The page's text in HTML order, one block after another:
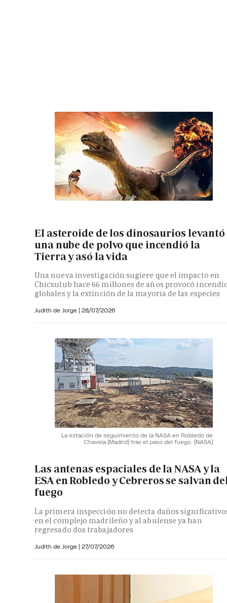
El asteroide de los dinosaurios levantó
una nube de polvo que incendió la
Tierra y asó la vida
Una nueva investigación sugiere que el impacto en
Chicxulub hace 66 millones de años provocó
globales y la extinción de la mayoría de las especies
Judith de Jorge | 28/07/2026
La estación de seguimiento de la NASA en Robledo de
Chavela (Madrid) tras el paso del fuego. (NASA)
Las antenas espaciales de la NASA y la
ESA en Robledo y Cebreros se salvan
fuego
La primera inspección no detecta daños
en el complejo madrileño y al abulense ya han
regresado dos trabajadores
Judith de Jorge | 27/07/2026